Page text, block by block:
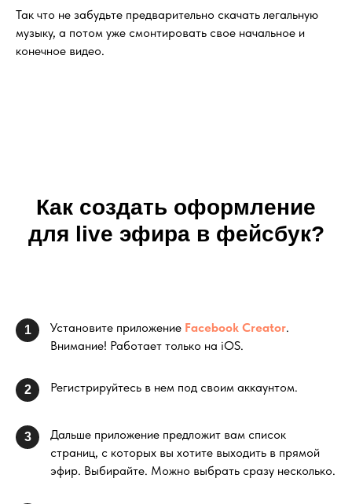
Так что не забудьте предварительно скачать легальную
музыку, а потом уже смонтировать свое начальное и
конечное видео.
Как создать оформление
для live эфира в фейсбук?
1 Установите приложение Facebook Creator.
Внимание! Работает только на iOS.
2 Регистрируйтесь в нем под своим аккаунтом.
3
Дальше приложение предложит вам список
страниц, с которых вы хотите выходить в прямой
эфир. Выбирайте. Можно выбрать сразу несколько.